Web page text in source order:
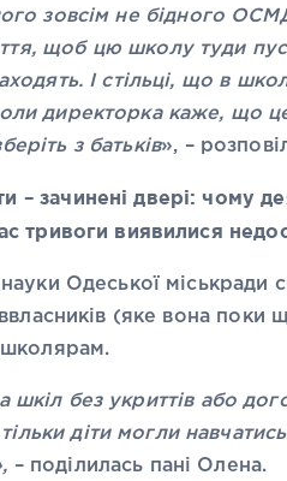
зовсім не бідного
щоб цю школу туди
І стільці, що в
директорка каже, що
з батьків», –
– зачинені двері: чому
тривоги виявилися
Одеської міськради
(яке вона
школярам.
без укриттів або
діти могли
– поділилась пані Олена.